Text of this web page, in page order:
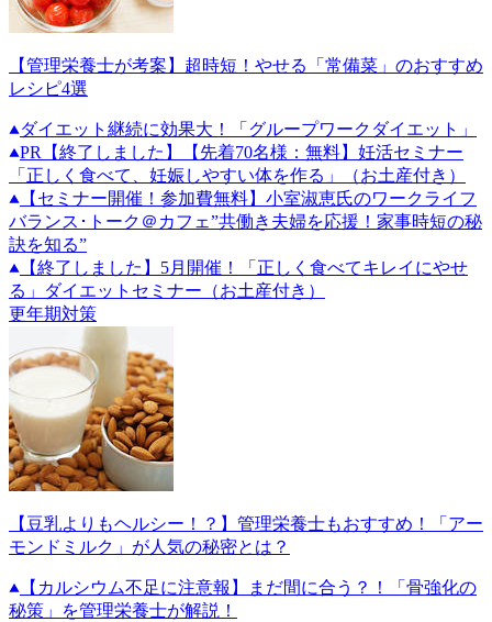
【管理栄養士が考案】超時短！やせる「常備菜」のおすすめ
レシピ4選
ダイエット継続に効果大！「グループワークダイエット」
PR
【終了しました】【先着70名様：無料】妊活セミナー
「正しく食べて、妊娠しやすい体を作る」（お土産付き）
【セミナー開催！参加費無料】小室淑恵氏のワークライフ
バランス･トーク＠カフェ”共働き夫婦を応援！家事時短の秘
訣を知る”
【終了しました】5月開催！「正しく食べてキレイにやせ
る」ダイエットセミナー（お土産付き）
更年期対策
【豆乳よりもヘルシー！？】管理栄養士もおすすめ！「アー
モンドミルク」が人気の秘密とは？
【カルシウム不足に注意報】まだ間に合う？！「骨強化の
秘策」を管理栄養士が解説！